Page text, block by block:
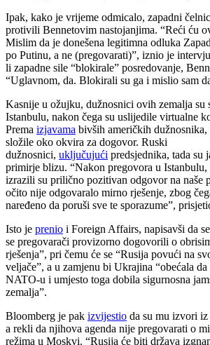
Ipak, kako je vrijeme odmicalo, zapadni
protivili Bennetovim nastojanjima. “Reći ću
Mislim da je donešena legitimna odluka
po Putinu, a ne (pregovarati)”, iznio je
li zapadne sile “blokirale” posredovanje,
“Uglavnom, da. Blokirali su ga i mislio sam
Kasnije u ožujku, dužnosnici ovih zemalja su
Istanbulu, nakon čega su uslijedile virtualne
Prema izjavama bivših američkih dužnosnika,
složile oko okvira za dogovor. Ruski
dužnosnici, uključujući predsjednika, tada su
primirje blizu. “Nakon pregovora u
izrazili su prilično pozitivan odgovor na
očito nije odgovaralo mirno rješenje, zbog
naređeno da poruši sve te sporazume”,
Isto je prenio i Foreign Affairs, napisavši da
se pregovarači provizorno dogovorili o
rješenja”, pri čemu će se “Rusija povući na
veljače”, a u zamjenu bi Ukrajina “obećala
NATO-u i umjesto toga dobila sigurnosna
zemalja”.
Bloomberg je pak izvijestio da su mu izvori
a rekli da njihova agenda nije pregovarati o
režima u Moskvi. “Rusija će biti država